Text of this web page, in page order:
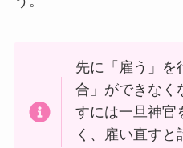
先に「雇う」を
合」ができなく
すには一旦神官
く、雇い直すと